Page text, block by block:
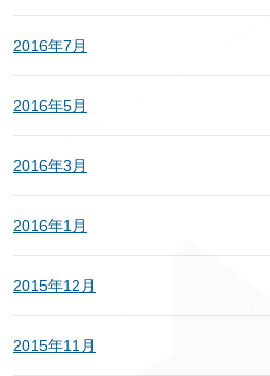
2016年7月
2016年5月
2016年3月
2016年1月
2015年12月
2015年11月